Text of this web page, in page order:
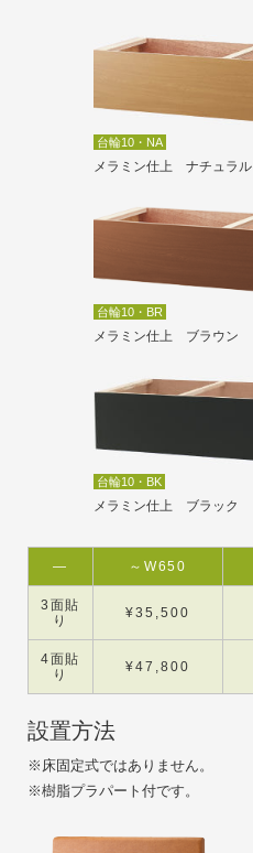
台輪10・NA
メラミン仕上 ナチュラル
台輪10・BR
メラミン仕上 ブラウン
台輪10・BK
メラミン仕上 ブラック
— ～W650
3面貼
り
¥35,500
4面貼
り
¥47,800
設置方法
※床固定式ではありません。
※樹脂プラパート付です。